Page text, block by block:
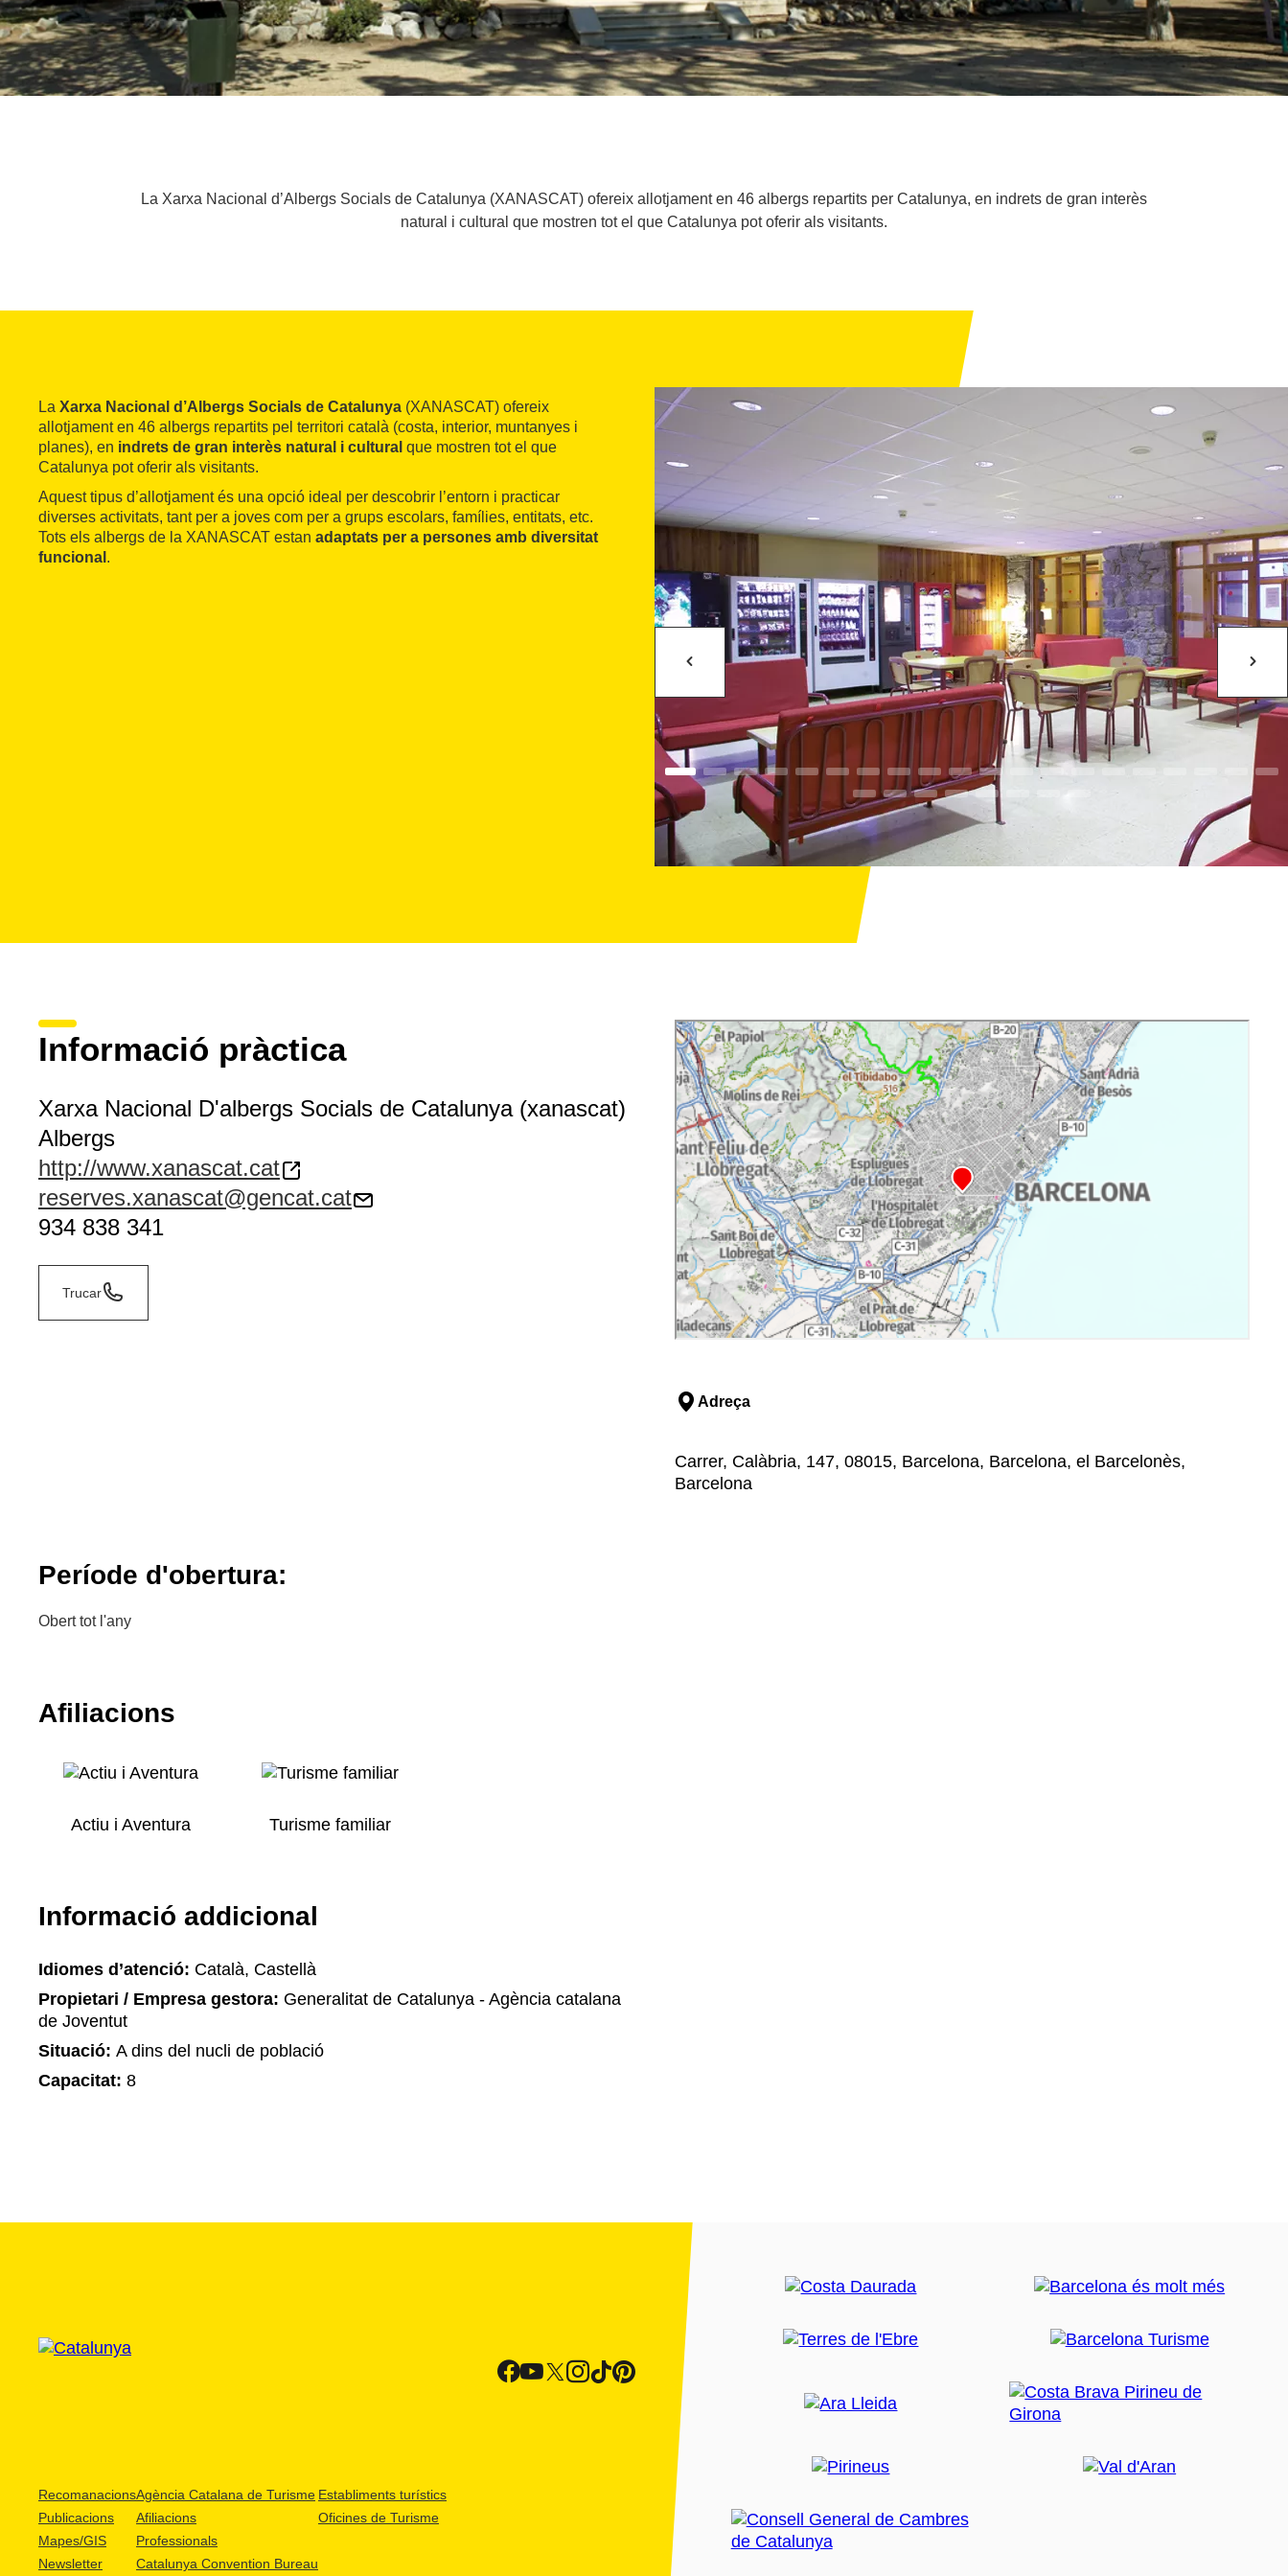
La Xarxa Nacional d’Albergs Socials de Catalunya (XANASCAT) ofereix allotjament en 46 albergs repartits per Catalunya, en indrets de gran interès
natural i cultural que mostren tot el que Catalunya pot oferir als visitants.
La Xarxa Nacional d’Albergs Socials de Catalunya (XANASCAT) ofereix
allotjament en 46 albergs repartits pel territori català (costa, interior, muntanyes i
planes), en indrets de gran interès natural i cultural que mostren tot el que
Catalunya pot oferir als visitants.
Aquest tipus d’allotjament és una opció ideal per descobrir l’entorn i practicar
diverses activitats, tant per a joves com per a grups escolars, famílies, entitats, etc.
Tots els albergs de la XANASCAT estan adaptats per a persones amb diversitat
funcional .
Informació pràctica
Xarxa Nacional D'albergs Socials de Catalunya (xanascat)
Albergs
http://www.xanascat.cat
reserves.xanascat@gencat.cat
934 838 341
Trucar
Adreça
Carrer, Calàbria, 147, 08015, Barcelona, Barcelona, el Barcelonès,
Barcelona
Període d'obertura:
Obert tot l'any
Afiliacions
Actiu i Aventura Turisme familiar
Informació addicional
Idiomes d’atenció: Català, Castellà
Propietari / Empresa gestora: Generalitat de Catalunya - Agència catalana
de Joventut
Situació: A dins del nucli de població
Capacitat: 8
Recomanacions
Publicacions
Mapes/GIS
Newsletter
Agència Catalana de Turisme
Afiliacions
Professionals
Catalunya Convention Bureau
Establiments turístics
Oficines de Turisme